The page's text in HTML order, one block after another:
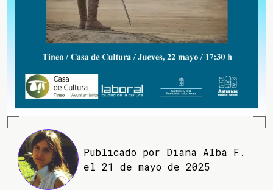
Publicado por Diana Alba F.
el 21 de mayo de 2025